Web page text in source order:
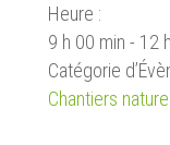
Heure :
9 h 00 min - 12
Catégorie
Chantiers nature